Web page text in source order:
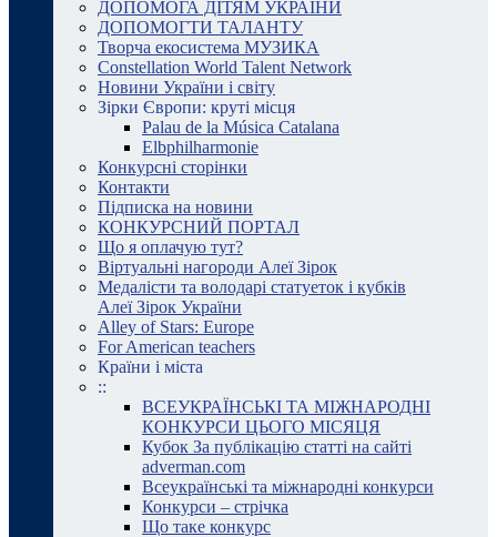
ДОПОМОГА ДІТЯМ УКРАЇНИ
ДОПОМОГТИ ТАЛАНТУ
Творча екосистема МУЗИКА
Constellation World Talent Network
Новини України і світу
Зірки Європи: круті місця
Palau de la Música Catalana
Elbphilharmonie
Конкурсні сторінки
Контакти
Підписка на новини
КОНКУРСНИЙ ПОРТАЛ
Що я оплачую тут?
Віртуальні нагороди Алеї Зірок
Медалісти та володарі статуеток і кубків
Алеї Зірок України
Alley of Stars: Europe
For American teachers
Країни і міста
::
ВСЕУКРАЇНСЬКІ ТА МІЖНАРОДНІ
КОНКУРСИ ЦЬОГО МІСЯЦЯ
Кубок За публікацію статті на сайті
adverman.com
Всеукраїнські та міжнародні конкурси
Конкурси – стрічка
Що таке конкурс